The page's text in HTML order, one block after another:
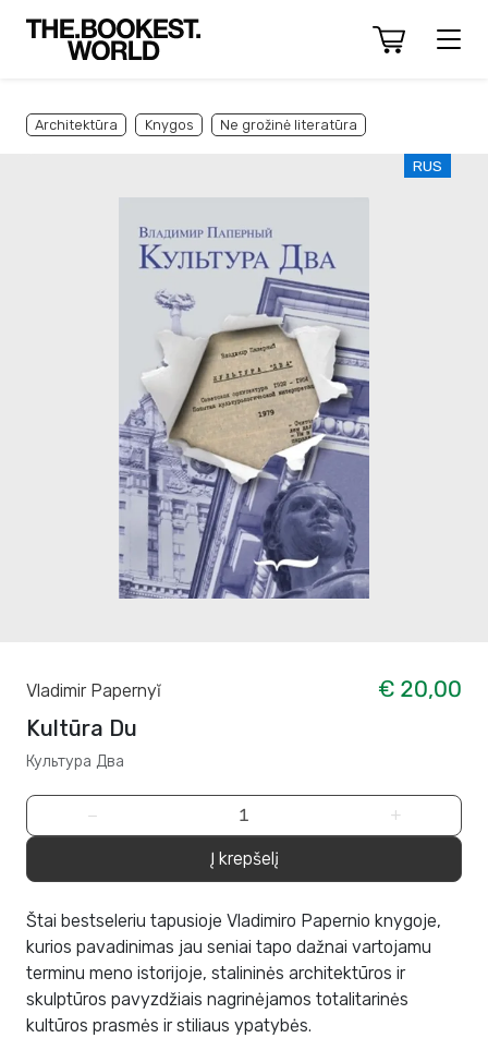
Architektūra Knygos Ne grožinė literatūra
RUS
Vladimir Papernyĭ
€ 20,00
Kultūra Du
Культура Два
− +
Į krepšelį
Štai bestseleriu tapusioje Vladimiro Papernio knygoje,
kurios pavadinimas jau seniai tapo dažnai vartojamu
terminu meno istorijoje, stalininės architektūros ir
skulptūros pavyzdžiais nagrinėjamos totalitarinės
kultūros prasmės ir stiliaus ypatybės.